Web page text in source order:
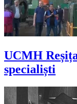
UCMH
specialiști